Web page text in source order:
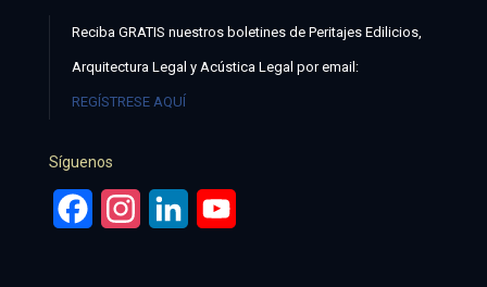
Reciba GRATIS nuestros boletines de Peritajes Edilicios,
Arquitectura Legal y Acústica Legal por email:
REGÍSTRESE AQUÍ
Síguenos
FacebookInstagramLinkedIn